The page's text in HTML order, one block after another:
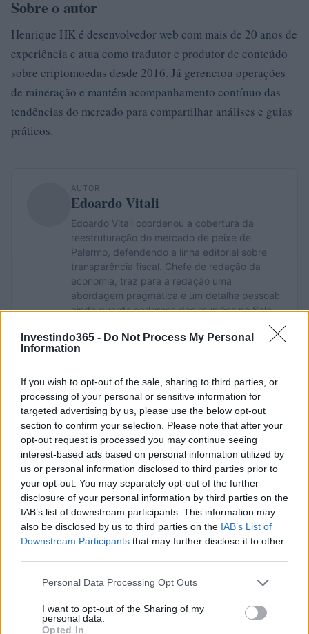
Investindo365 - Do Not Process My Personal
Information
If you wish to opt-out of the sale, sharing to third parties, or
processing of your personal or sensitive information for
targeted advertising by us, please use the below opt-out
section to confirm your selection. Please note that after your
opt-out request is processed you may continue seeing
interest-based ads based on personal information utilized by
us or personal information disclosed to third parties prior to
your opt-out. You may separately opt-out of the further
disclosure of your personal information by third parties on the
IAB’s list of downstream participants. This information may
also be disclosed by us to third parties on the IAB’s List of
Downstream Participants that may further disclose it to other
Please note that this website/app uses one or more Google
not limited to your visit or usage behaviour. You may click to
grant or deny consent to Google and its third-party tags to
Personal Data Processing Opt Outs
I want to opt-out of the Sharing of my
personal data.
Opted In
Sobre o autor
Henrique HK é desenvolvedor web com mais de 20 anos de
experiência e atua como tradutor e produtor de conteúdo
sobre criptomoedas desde 2016. Já gerenciou operações
de mineração e mantém acompanhamento contínuo das
tendências do mercado para compartilhar análises e guias
práticos.
AUTOR
Edoardo Vitali
Edoardo Vitali coordenou a cobertura da
reestruturação do mercado de peixe de
Palermo, defendendo a linha editorial sobre
transparência fiscal. Chefe de redação da
economia, traz para a redação uma
abordagem pragmática e um detalhe pessoal:
ainda guarda cadernos das reuniões na Sala